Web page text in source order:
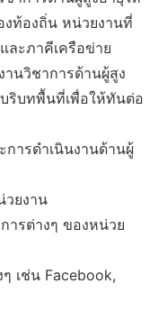
ท้องถิ่น หน่วยงานที่
ละภาคีเครือข่าย
านวิชาการด้านผู้สูง
ริบทพื้นที่เพื่อให้ทันต่อ
ารดำเนินงานด้านผู้
วยงาน
รต่างๆ ของหน่วย
เช่น Facebook,